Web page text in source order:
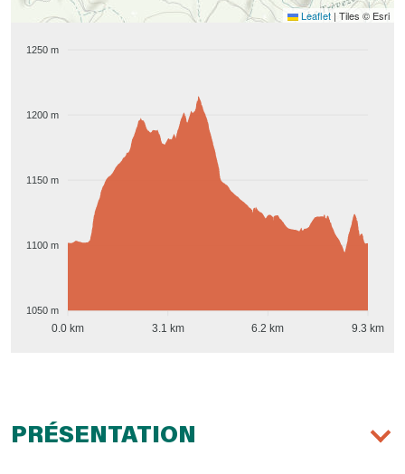
Leaflet | Tiles © Esri
1250 m
1200 m
1150 m
1100 m
1050 m
0.0 km 3.1 km 6.2 km 9.3 km
PRÉSENTATION